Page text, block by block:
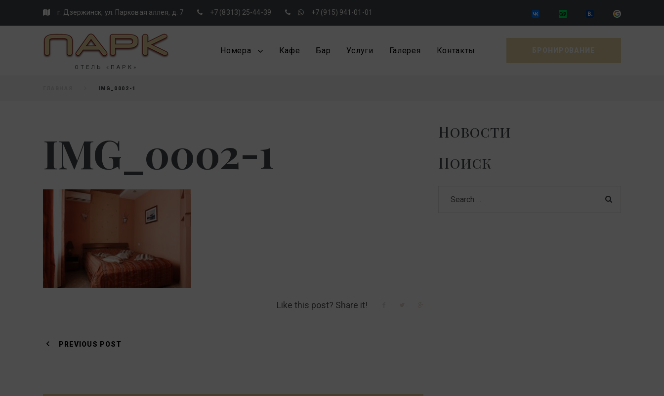
г. Дзержинск, ул. Парковая аллея, д. 7 +7 (8313) 25-44-39 +7 (915) 941-01-01
ОТЕЛЬ «ПАРК»
Номера Кафе Бар Услуги Галерея Контакты БРОНИРОВАНИЕ
IMG_0002-1
IMG_0002-1
Like this post? Share it!
Навигация
PREVIOUS POST
Новости
Поиск